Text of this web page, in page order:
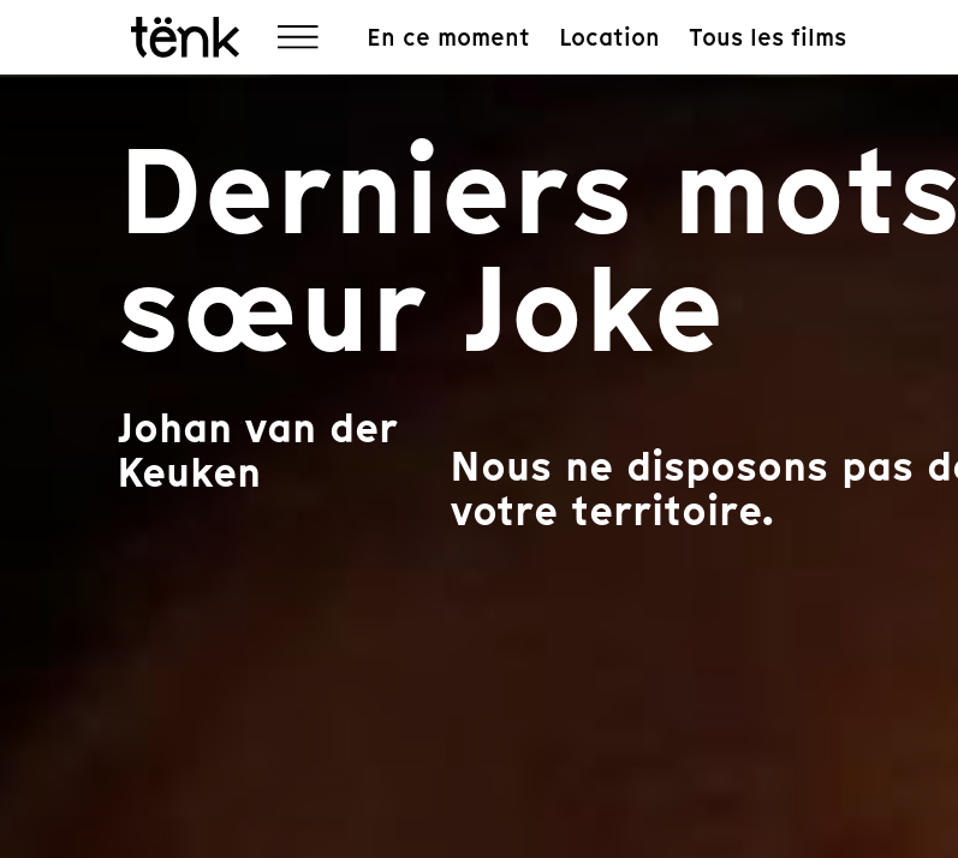
En ce moment Location Tous les films
Derniers
sœur Joke
Johan van der
Keuken Nous ne disposons pas
votre territoire.